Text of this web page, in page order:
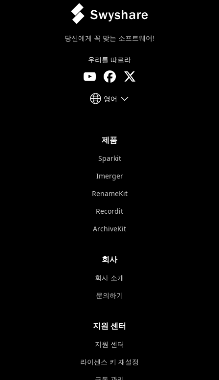
당신에게 꼭 맞는 소프트웨어!
우리를 따르라
영어
제품
Sparkit
Imerger
RenameKit
Recordit
ArchiveKit
회사
회사 소개
문의하기
지원 센터
지원 센터
라이센스 키 재설정